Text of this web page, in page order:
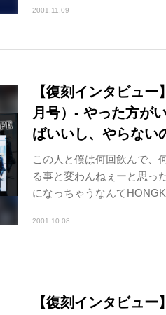
2001.11.09
【復刻インタビュ
月号）- やった方が
ばいいし、やらない
この人と僕は何回飲んで、
る事と変わんねぇーと思っ
になっちゃうなんて
2001.10.08
【復刻インタビュ